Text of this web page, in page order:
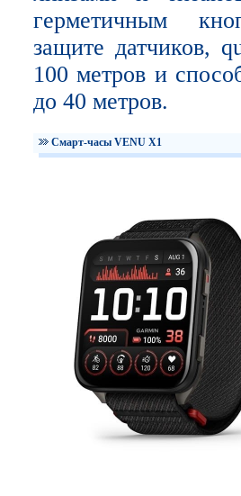
герметичным
защите датчиков,
100 метров и
до 40 метров.
Смарт-часы VENU X1